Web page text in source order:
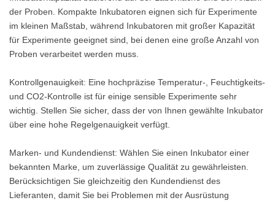
der Proben. Kompakte Inkubatoren eignen sich für Experimente
im kleinen Maßstab, während Inkubatoren mit großer Kapazität
für Experimente geeignet sind, bei denen eine große Anzahl von
Proben verarbeitet werden muss.
Kontrollgenauigkeit: Eine hochpräzise Temperatur-, Feuchtigkeits-
und CO2-Kontrolle ist für einige sensible Experimente sehr
wichtig. Stellen Sie sicher, dass der von Ihnen gewählte Inkubator
über eine hohe Regelgenauigkeit verfügt.
Marken- und Kundendienst: Wählen Sie einen Inkubator einer
bekannten Marke, um zuverlässige Qualität zu gewährleisten.
Berücksichtigen Sie gleichzeitig den Kundendienst des
Lieferanten, damit Sie bei Problemen mit der Ausrüstung